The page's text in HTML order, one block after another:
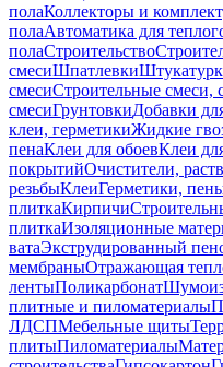
полаКоллекторы и
полаАвтоматика для
полаСтроительство
смесиШпатлевки
смесиСтроительные смеси,
смесиГрунтовкиДобавки
клеи, герметикиЖидкие
пенаКлеи для обоевКлеи
покрытийОчистители,
резьбыКлеиГерметики,
плиткаКирпичи
плиткаИзоляционные
ватаЭкструдированный
мембраныОтражающая
лентыПоликарбонат
плитные и пиломатериалы
ЛДСПМебельные щиты
плитыПиломатериалы